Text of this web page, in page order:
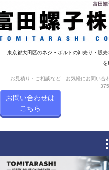
富田螺
東京都大田区のネジ・ボルトの卸売り・販
を
お見積り・ご相談など お気軽にお問い
お問い合わせは
こちら